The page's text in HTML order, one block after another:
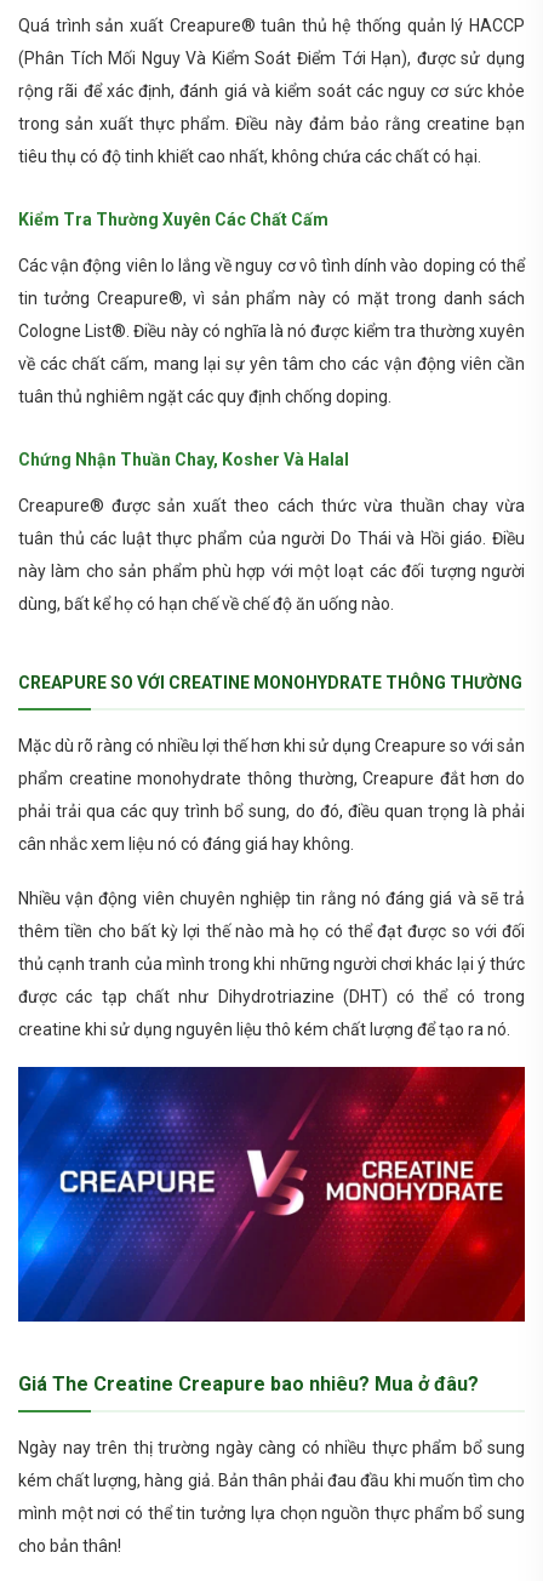
Quá trình sản xuất Creapure® tuân thủ hệ thống quản lý HACCP
(Phân Tích Mối Nguy Và Kiểm Soát Điểm Tới Hạn), được sử dụng
rộng rãi để xác định, đánh giá và kiểm soát các nguy cơ sức khỏe
trong sản xuất thực phẩm. Điều này đảm bảo rằng creatine bạn
tiêu thụ có độ tinh khiết cao nhất, không chứa các chất có hại.
Kiểm Tra Thường Xuyên Các Chất Cấm
Các vận động viên lo lắng về nguy cơ vô tình dính vào doping có thể
tin tưởng Creapure®, vì sản phẩm này có mặt trong danh sách
Cologne List®. Điều này có nghĩa là nó được kiểm tra thường xuyên
về các chất cấm, mang lại sự yên tâm cho các vận động viên cần
tuân thủ nghiêm ngặt các quy định chống doping.
Chứng Nhận Thuần Chay, Kosher Và Halal
Creapure® được sản xuất theo cách thức vừa thuần chay vừa
tuân thủ các luật thực phẩm của người Do Thái và Hồi giáo. Điều
này làm cho sản phẩm phù hợp với một loạt các đối tượng người
dùng, bất kể họ có hạn chế về chế độ ăn uống nào.
CREAPURE SO VỚI CREATINE MONOHYDRATE THÔNG THƯỜNG
Mặc dù rõ ràng có nhiều lợi thế hơn khi sử dụng Creapure so với sản
phẩm creatine monohydrate thông thường, Creapure đắt hơn do
phải trải qua các quy trình bổ sung, do đó, điều quan trọng là phải
cân nhắc xem liệu nó có đáng giá hay không.
Nhiều vận động viên chuyên nghiệp tin rằng nó đáng giá và sẽ trả
thêm tiền cho bất kỳ lợi thế nào mà họ có thể đạt được so với đối
thủ cạnh tranh của mình trong khi những người chơi khác lại ý thức
được các tạp chất như Dihydrotriazine (DHT) có thể có trong
creatine khi sử dụng nguyên liệu thô kém chất lượng để tạo ra nó.
Giá The Creatine Creapure bao nhiêu? Mua ở đâu?
Ngày nay trên thị trường ngày càng có nhiều thực phẩm bổ sung
kém chất lượng, hàng giả. Bản thân phải đau đầu khi muốn tìm cho
mình một nơi có thể tin tưởng lựa chọn nguồn thực phẩm bổ sung
cho bản thân!